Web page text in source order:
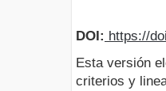
DOI: https://
Esta versión
criterios y